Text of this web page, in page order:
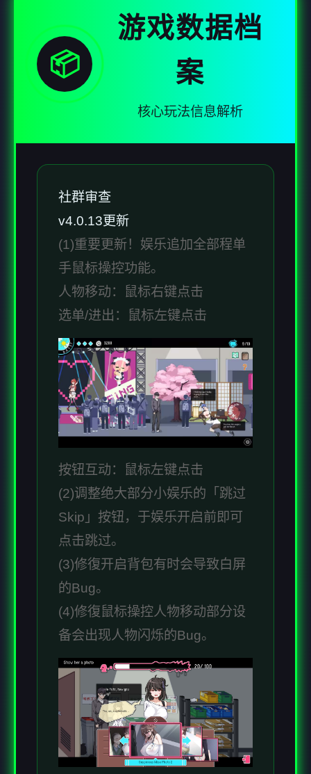
📦
游戏数据档
案
核心玩法信息解析
社群审查
v4.0.13更新
(1)重要更新！娱乐追加全部程单
手鼠标操控功能。
人物移动：鼠标右键点击
选单/进出：鼠标左键点击
按钮互动：鼠标左键点击
(2)调整绝大部分小娱乐的「跳过
Skip」按钮，于娱乐开启前即可
点击跳过。
(3)修復开启背包有时会导致白屏
的Bug。
(4)修復鼠标操控人物移动部分设
备会出现人物闪烁的Bug。